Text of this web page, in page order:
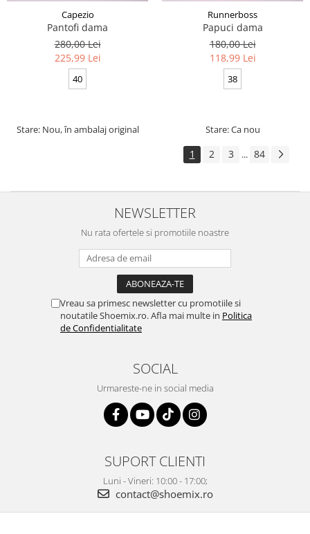
Capezio
Pantofi dama
280,00 Lei
225,99 Lei
40
Stare: Nou, în ambalaj original
Runnerboss
Papuci dama
180,00 Lei
118,99 Lei
38
Stare: Ca nou
1 2 3 ... 84
NEWSLETTER
Nu rata ofertele si promotiile noastre
Vreau sa primesc newsletter cu promotiile si
noutatile Shoemix.ro. Afla mai multe in Politica
de Confidentialitate
SOCIAL
Urmareste-ne in social media
SUPORT CLIENTI
Luni - Vineri: 10:00 - 17:00;
contact@shoemix.ro